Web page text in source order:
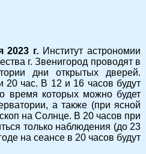
2023 г. Институт астрономии
г. Звенигород проводят в
дни открытых дверей.
20 час. В 12 и 16 часов будут
время которых можно будет
а также (при ясной
на Солнце. В 20 часов при
только наблюдения (до 23
на сеансе в 20 часов будут